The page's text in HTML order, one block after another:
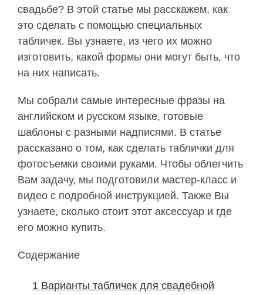
свадьбе? В этой статье мы расскажем, как
это сделать с помощью специальных
табличек. Вы узнаете, из чего их можно
изготовить, какой формы они могут быть, что
на них написать.
Мы собрали самые интересные фразы на
английском и русском языке, готовые
шаблоны с разными надписями. В статье
рассказано о том, как сделать таблички для
фотосъемки своими руками. Чтобы облегчить
Вам задачу, мы подготовили мастер-класс и
видео с подробной инструкцией. Также Вы
узнаете, сколько стоит этот аксессуар и где
его можно купить.
Содержание
1 Варианты табличек для свадебной